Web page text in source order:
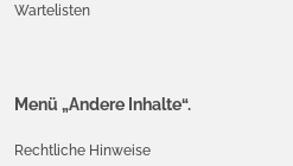
Wartelisten
Menü „Andere Inhalte“.
Rechtliche Hinweise